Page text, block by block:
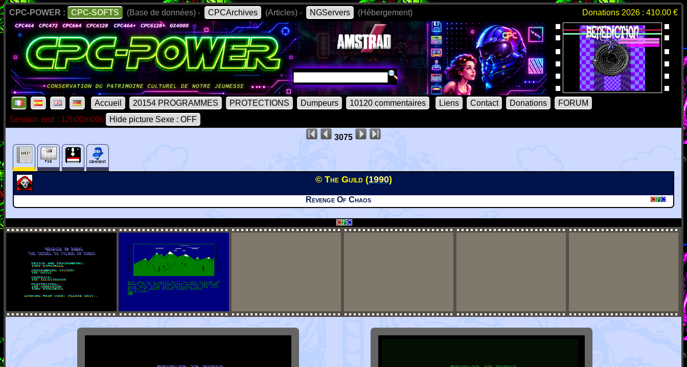
CPC-POWER : CPC-SOFTS (Base de données) - CPCArchives (Articles) - NGServers (Hébergement) Donations 2026 : 410.00 €
Accueil 20154 PROGRAMMES PROTECTIONS Dumpeurs 10120 commentaires Liens Contact Donations
FORUM
Session end : 12h00m00s
Hide picture Sexe : OFF
3075
© The Guild (1990)
Revenge Of Chaos